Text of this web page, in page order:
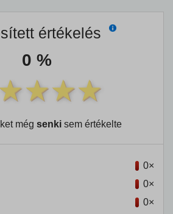
értékelés
0 %
még senki sem értékelte
0×
0×
0×